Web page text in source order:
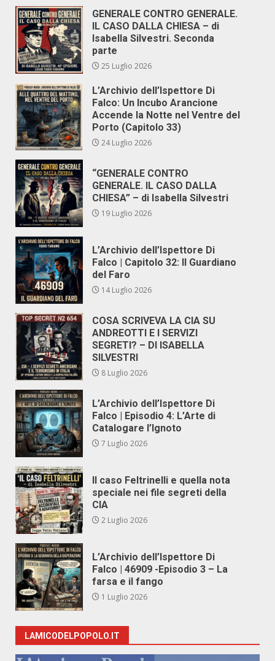
GENERALE CONTRO GENERALE.
IL CASO DALLA CHIESA – di
Isabella Silvestri. Seconda
parte
25 Luglio 2026
L’Archivio dell’Ispettore Di
Falco: Un Incubo Arancione
Accende la Notte nel Ventre del
Porto (Capitolo 33)
24 Luglio 2026
“GENERALE CONTRO
GENERALE. IL CASO DALLA
CHIESA” – di Isabella Silvestri
19 Luglio 2026
L’Archivio dell’Ispettore Di
Falco | Capitolo 32: Il Guardiano
del Faro
14 Luglio 2026
COSA SCRIVEVA LA CIA SU
ANDREOTTI E I SERVIZI
SEGRETI? – DI ISABELLA
SILVESTRI
8 Luglio 2026
L’Archivio dell’Ispettore Di
Falco | Episodio 4: L’Arte di
Catalogare l’Ignoto
7 Luglio 2026
Il caso Feltrinelli e quella nota
speciale nei file segreti della
CIA
2 Luglio 2026
L’Archivio dell’Ispettore Di
Falco | 46909 -Episodio 3 – La
farsa e il fango
1 Luglio 2026
LAMICODELPOPOLO.IT